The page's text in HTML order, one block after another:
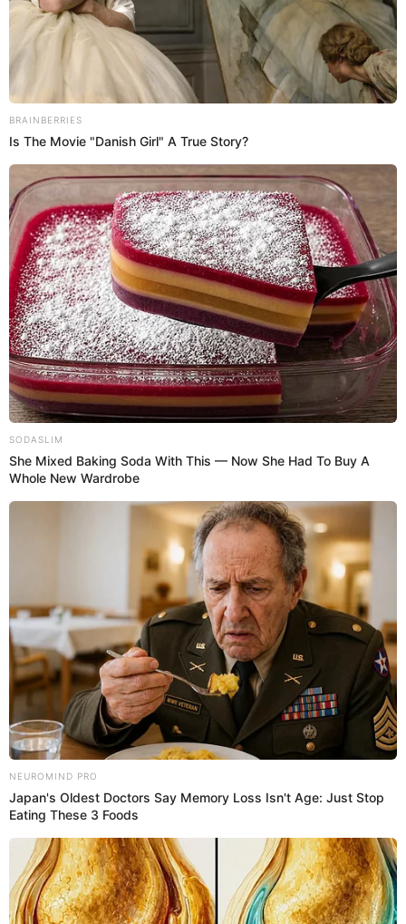
que sorprendió a muchos.
2 de junio de 2026 Compartir:
Antuane Calderón
@antuanecalderon
elpopular.pe
elpopular.pe
02 Jun 2026 | 16:51 h
Actualizado02 Jun 2026 | 16:51 h